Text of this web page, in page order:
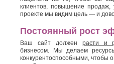
клиентов, повышение
проекте мы видим цель — и
Постоянный рост
Ваш сайт должен расти и
бизнесом. Мы делаем
конкурентоспособными, чтобы